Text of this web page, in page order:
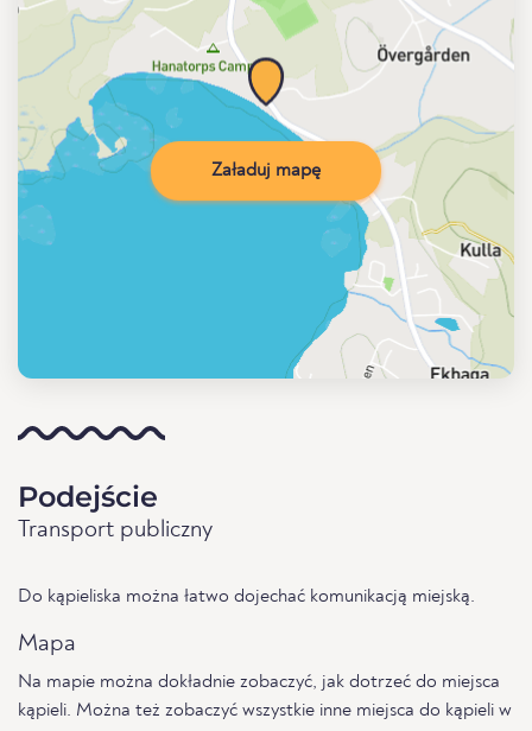
Załaduj mapę
Podejście
Transport publiczny
Do kąpieliska można łatwo dojechać komunikacją miejską.
Mapa
Na mapie można dokładnie zobaczyć, jak dotrzeć do miejsca
kąpieli. Można też zobaczyć wszystkie inne miejsca do kąpieli w